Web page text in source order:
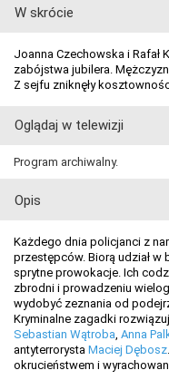
W skrócie
Joanna Czechowska i
zabójstwa jubilera.
Z sejfu zniknęły
Oglądaj w telewizji
Program archiwalny.
Opis
Każdego dnia policjanci z
przestępców. Biorą udział
sprytne prowokacje. Ich
zbrodni i prowadzeniu
wydobyć zeznania od
Kryminalne zagadki
Sebastian Wątroba Anna
antyterrorysta Maciej Dębosz
okrucieństwem i